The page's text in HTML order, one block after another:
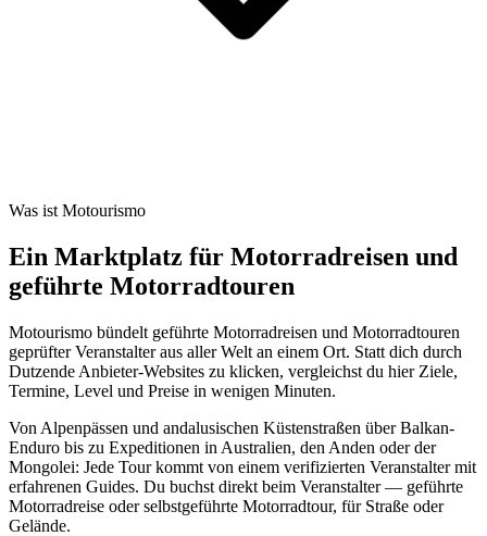
Was ist Motourismo
Ein Marktplatz für Motorradreisen und
geführte Motorradtouren
Motourismo bündelt geführte Motorradreisen und Motorradtouren
geprüfter Veranstalter aus aller Welt an einem Ort. Statt dich durch
Dutzende Anbieter-Websites zu klicken, vergleichst du hier Ziele,
Termine, Level und Preise in wenigen Minuten.
Von Alpenpässen und andalusischen Küstenstraßen über Balkan-
Enduro bis zu Expeditionen in Australien, den Anden oder der
Mongolei: Jede Tour kommt von einem verifizierten Veranstalter mit
erfahrenen Guides. Du buchst direkt beim Veranstalter — geführte
Motorradreise oder selbstgeführte Motorradtour, für Straße oder
Gelände.